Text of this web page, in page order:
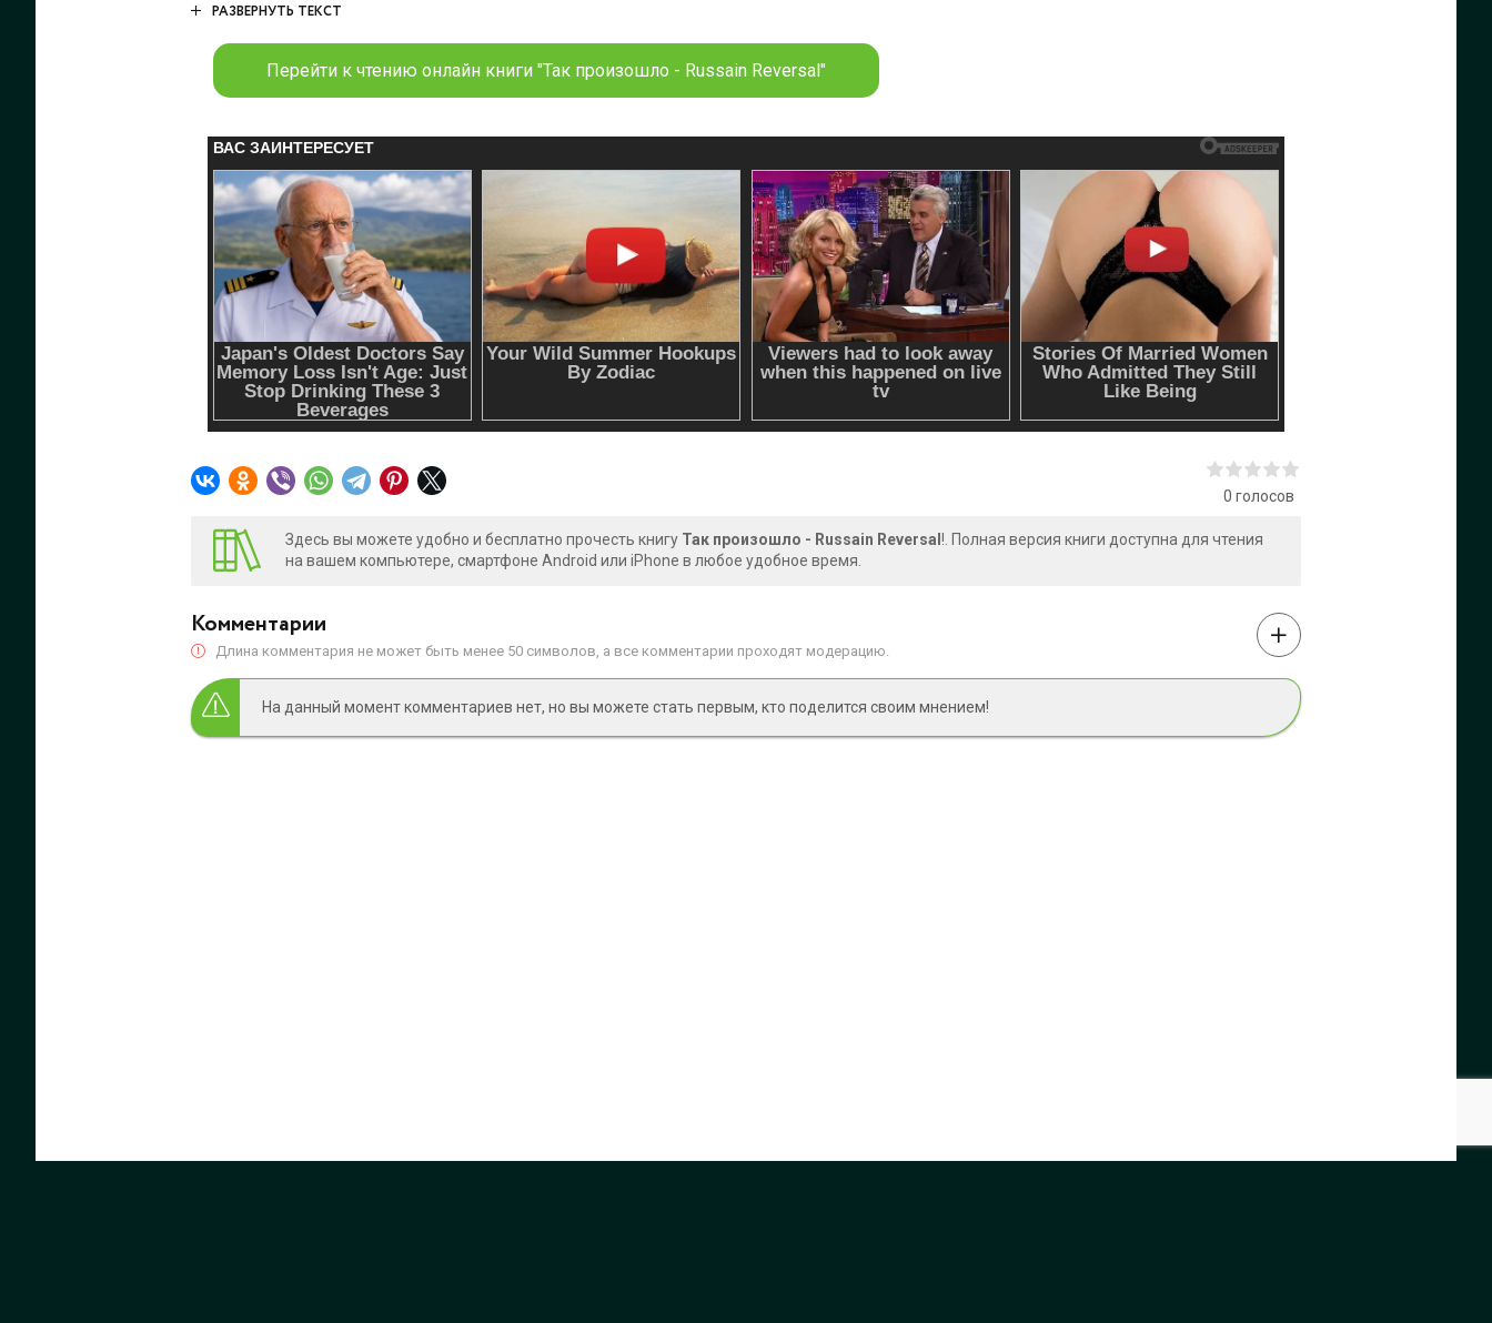
РАЗВЕРНУТЬ ТЕКСТ
Перейти к чтению онлайн книги "Так произошло - Russain Reversal"
0 голосов
Здесь вы можете удобно и бесплатно прочесть книгу Так произошло - Russain Reversal !. Полная версия книги доступна для чтения
на вашем компьютере, смартфоне Android или iPhone в любое удобное время.
Комментарии
Длина комментария не может быть менее 50 символов, а все комментарии проходят модерацию.
На данный момент комментариев нет, но вы можете стать первым, кто поделится своим мнением!